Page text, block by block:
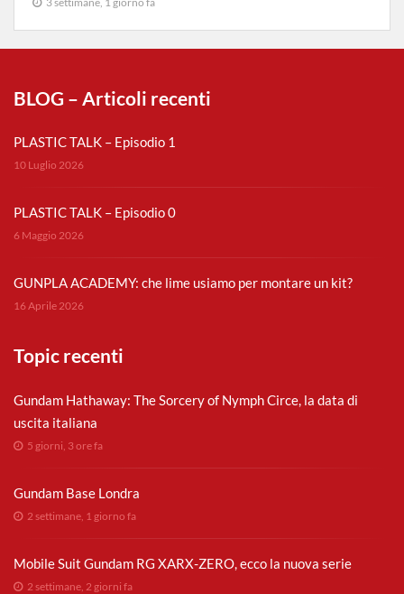
BLOG – Articoli recenti
PLASTIC TALK – Episodio 1
10 Luglio 2026
PLASTIC TALK – Episodio 0
6 Maggio 2026
GUNPLA ACADEMY: che lime usiamo per montare un kit?
16 Aprile 2026
Topic recenti
Gundam Hathaway: The Sorcery of Nymph Circe, la data di
uscita italiana
5 giorni, 3 ore fa
Gundam Base Londra
2 settimane, 1 giorno fa
Mobile Suit Gundam RG XARX-ZERO, ecco la nuova serie
2 settimane, 2 giorni fa